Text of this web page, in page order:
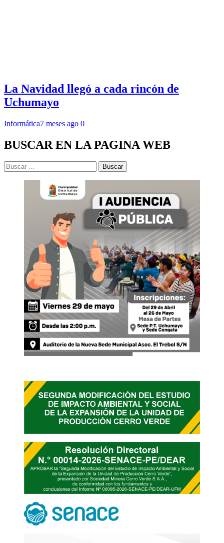
La Navidad llegó a cada rincón de
Uchumayo
Informática7 meses ago 0
BUSCAR EN LA PAGINA WEB
Buscar: